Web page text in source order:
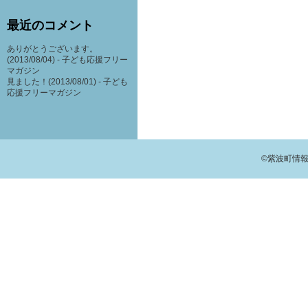
最近のコメント
ありがとうございます。
(2013/08/04) - 子ども応援フリー
マガジン
見ました！(2013/08/01) - 子ども
応援フリーマガジン
©紫波町情